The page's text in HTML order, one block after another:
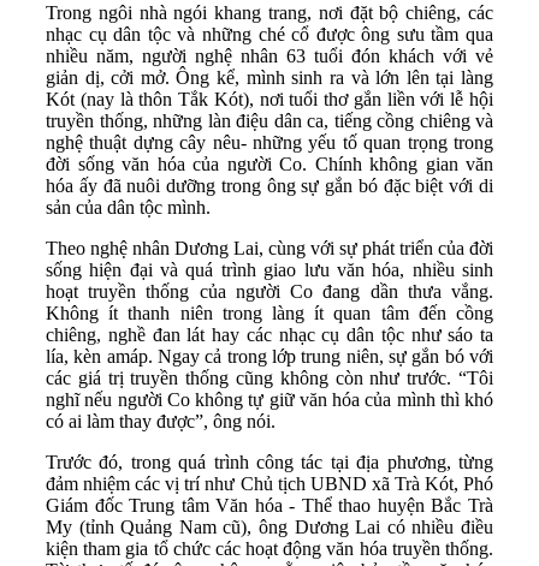
Trong ngôi nhà ngói khang trang, nơi đặt bộ chiêng, các
nhạc cụ dân tộc và những ché cổ được ông sưu tầm qua
nhiều năm, người nghệ nhân 63 tuổi đón khách với vẻ
giản dị, cởi mở. Ông kể, mình sinh ra và lớn lên tại làng
Kót (nay là thôn Tắk Kót), nơi tuổi thơ gắn liền với lễ hội
truyền thống, những làn điệu dân ca, tiếng cồng chiêng và
nghệ thuật dựng cây nêu- những yếu tố quan trọng trong
đời sống văn hóa của người Co. Chính không gian văn
hóa ấy đã nuôi dưỡng trong ông sự gắn bó đặc biệt với di
sản của dân tộc mình.
Theo nghệ nhân Dương Lai, cùng với sự phát triển của đời
sống hiện đại và quá trình giao lưu văn hóa, nhiều sinh
hoạt truyền thống của người Co đang dần thưa vắng.
Không ít thanh niên trong làng ít quan tâm đến cồng
chiêng, nghề đan lát hay các nhạc cụ dân tộc như sáo ta
lía, kèn amáp. Ngay cả trong lớp trung niên, sự gắn bó với
các giá trị truyền thống cũng không còn như trước. “Tôi
nghĩ nếu người Co không tự giữ văn hóa của mình thì khó
có ai làm thay được”, ông nói.
Trước đó, trong quá trình công tác tại địa phương, từng
đảm nhiệm các vị trí như Chủ tịch UBND xã Trà Kót, Phó
Giám đốc Trung tâm Văn hóa - Thể thao huyện Bắc Trà
My (tỉnh Quảng Nam cũ), ông Dương Lai có nhiều điều
kiện tham gia tổ chức các hoạt động văn hóa truyền thống.